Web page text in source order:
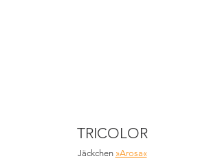
TRICOLOR
Jäckchen »Arosa«